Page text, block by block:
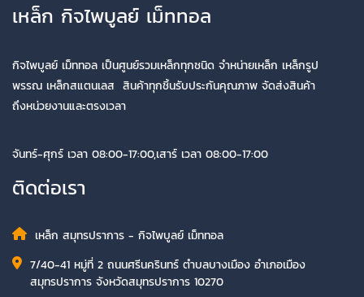
เหล็ก กิจไพบูลย์ เม็ททอล
กิจไพบูลย์ เม็ททอล เป็นศูนย์รวมเหล็กทุกชนิด จำหน่ายเหล็ก เหล็กรูป
พรรณ เหล็กสแตนเลส สินค้าทุกชิ้นรับประกันคุณภาพ จัดส่งสินค้า
ถึงหน่วยงานและตรงเวลา
จันทร์-ศุกร์ เวลา 08:00-17:00,เสาร์ เวลา 08:00-17:00
ติดต่อเรา
เหล็ก สมุทรปราการ - กิจไพบูลย์ เม็ททอล
7/40-41 หมู่ที่ 2 ถนนศรีนครินทร์ ตำบลบางเมือง อำเภอเมือง
สมุทรปราการ จังหวัดสมุทรปราการ 10270